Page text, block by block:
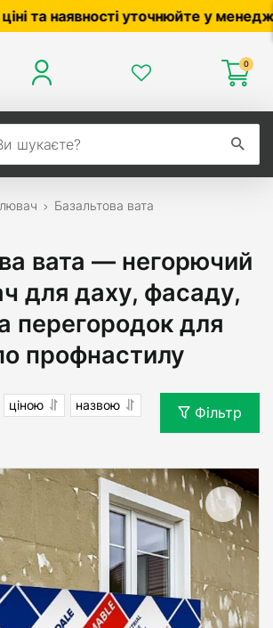
,0504042070
0
Базальтова вата
вата — негорючий
для даху, фасаду,
перегородок для
профнастилу
ціною
назвою
Фільтр